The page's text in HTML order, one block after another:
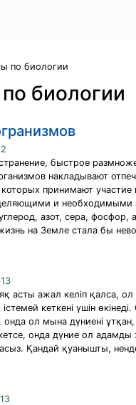
по биологии
биологии
быстрое
накладывают
принимают
и необходимыми
азот, сера,
на Земле стала бы
асты ажал келіп қалса, ол
кеткені үшін
ол мына дүниені ұтқан,
онда дүние ол
Қандай қуанышты,